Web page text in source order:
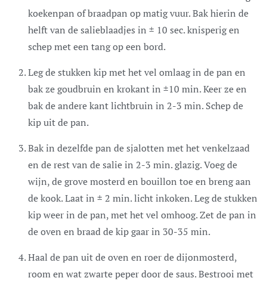
koekenpan of braadpan op matig vuur. Bak hierin de
helft van de salieblaadjes in ± 10 sec. knisperig en
schep met een tang op een bord.
Leg de stukken kip met het vel omlaag in de pan en
bak ze goudbruin en krokant in ±10 min. Keer ze en
bak de andere kant lichtbruin in 2-3 min. Schep de
kip uit de pan.
Bak in dezelfde pan de sjalotten met het venkelzaad
en de rest van de salie in 2-3 min. glazig. Voeg de
wijn, de grove mosterd en bouillon toe en breng aan
de kook. Laat in ± 2 min. licht inkoken. Leg de stukken
kip weer in de pan, met het vel omhoog. Zet de pan in
de oven en braad de kip gaar in 30-35 min.
Haal de pan uit de oven en roer de dijonmosterd,
room en wat zwarte peper door de saus. Bestrooi met